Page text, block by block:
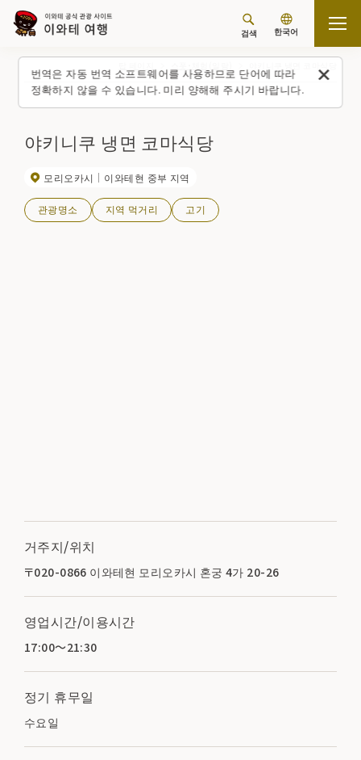
번역은 자동 번역 소프트웨어를 사용하므로 단어에 따라
정확하지 않을 수 있습니다. 미리 양해해 주시기 바랍니다.
검색 한국어
야키니쿠 냉면 코마식당
모리오카시 이와테현 중부 지역
관광명소 지역 먹거리 고기
거주지/위치
〒020-0866 이와테현 모리오카시 혼궁 4가 20-26
영업시간/이용시간
17:00～21:30
정기 휴무일
수요일